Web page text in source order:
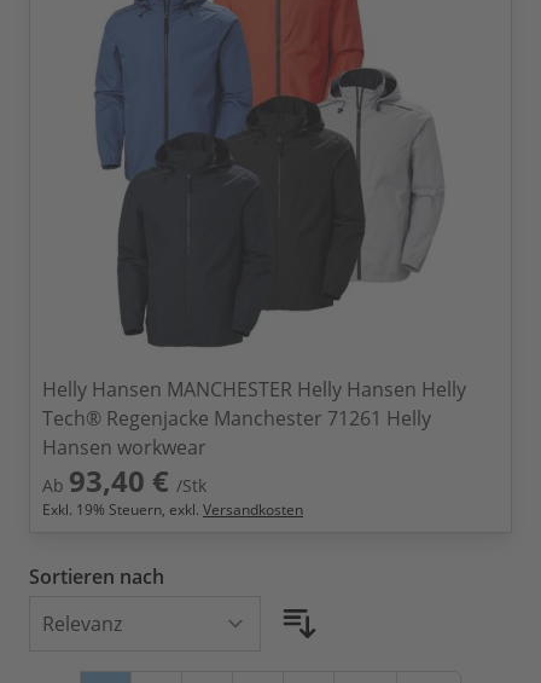
Helly Hansen MANCHESTER Helly Hansen Helly
Tech® Regenjacke Manchester 71261 Helly
Hansen workwear
Ab 93,40 € /Stk
Exkl. 19% Steuern, exkl. Versandkosten
Sortieren nach